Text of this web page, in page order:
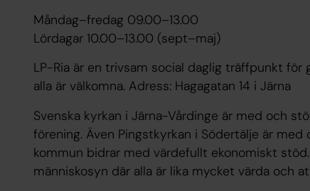
Måndag–fredag 09.00–13.00
Lördagar 10.00–13.00 (sept–maj)
LP-Ria är en trivsam social daglig träffpunkt
alla är välkomna. Adress: Hagagatan 14 i Järna
Svenska kyrkan i Järna-Vårdinge är med och
förening. Även Pingstkyrkan i Södertälje är
kommun bidrar med värdefullt ekonomiskt
människosyn där alla är lika mycket värda och